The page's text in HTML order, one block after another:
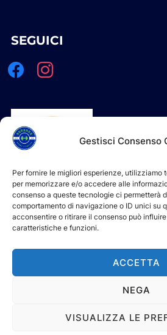
Gestisci Consenso
Per fornire le migliori esperienze, utilizziamo
per memorizzare e/o accedere alle
consenso a queste tecnologie ci permetterà
comportamento di navigazione o ID unici su
acconsentire o ritirare il consenso può
caratteristiche e funzioni.
ACCETTA
NEGA
VISUALIZZA LE
SEGUICI
facebookinstagram
L'ASD è iscritta e riconosciuta al